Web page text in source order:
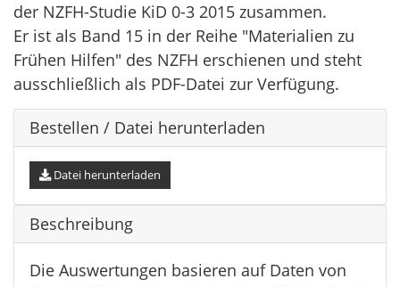
der NZFH-Studie KiD 0-3 2015 zusammen.
Er ist als Band 15 in der Reihe "Materialien zu
Frühen Hilfen" des NZFH erschienen und steht
ausschließlich als PDF-Datei zur Verfügung.
Bestellen / Datei herunterladen
Datei herunterladen
Beschreibung
Die Auswertungen basieren auf Daten von